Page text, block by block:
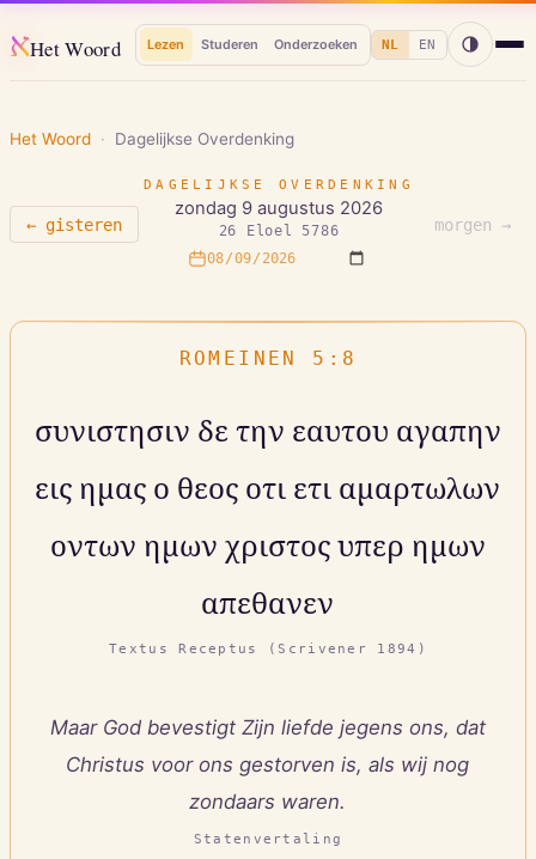
אHet Woord Lezen Studeren Onderzoeken NL EN
Het Woord · Dagelijkse Overdenking
← gisteren
DAGELIJKSE OVERDENKING
zondag 9 augustus 2026
26 Eloel 5786 morgen →
ROMEINEN 5:8
συνιστησιν δε την εαυτου αγαπην
εις ημας ο θεος οτι ετι αμαρτωλων
οντων ημων χριστος υπερ ημων
απεθανεν
Textus Receptus (Scrivener 1894)
Maar God bevestigt Zijn liefde jegens ons, dat
Christus voor ons gestorven is, als wij nog
zondaars waren.
Statenvertaling